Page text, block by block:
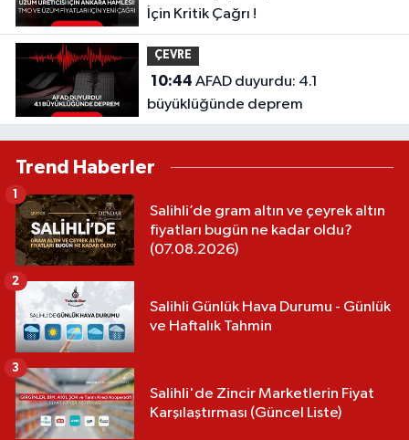
İçin Kritik Çağrı !
ÇEVRE
10:44
büyüklüğünde deprem
Trend Haberler
Salihli’de gram altın ve çeyrek altın
fiyatları bugün ne kadar oldu?
(07.08.2026)
1
Salihli Günlük Hava Durumu - Günlük
ve Haftalık Tahmin
2
Salihli'de Zincir Marketlerin Fiyat
Karşılaştırması (Güncel Liste)
3